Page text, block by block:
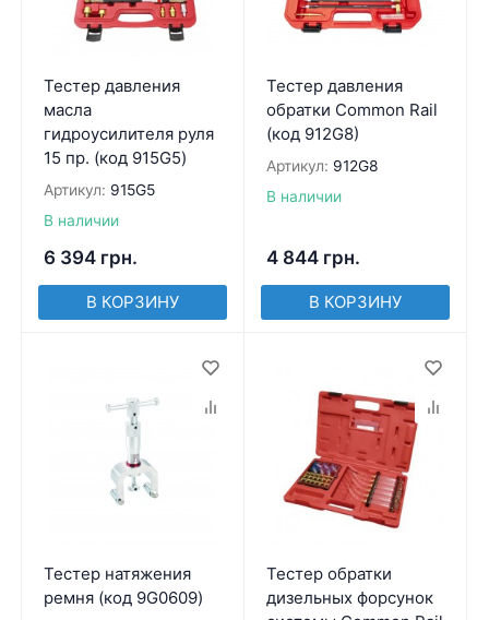
Тестер давления
масла
гидроусилителя руля
15 пр. (код 915G5)
Артикул: 915G5
В наличии
6 394 грн.
В КОРЗИНУ
Тестер давления
обратки Common Rail
(код 912G8)
Артикул: 912G8
В наличии
4 844 грн.
В КОРЗИНУ
Тестер натяжения
ремня (код 9G0609)
Тестер обратки
дизельных форсунок